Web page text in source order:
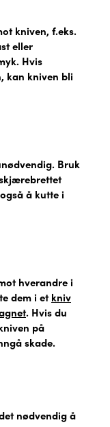
kniven, f.eks.
eller
Hvis
kan kniven bli
Bruk
å kutte i
hverandre i
dem i etkniv
. Hvis du
på
skade.
nødvendig å